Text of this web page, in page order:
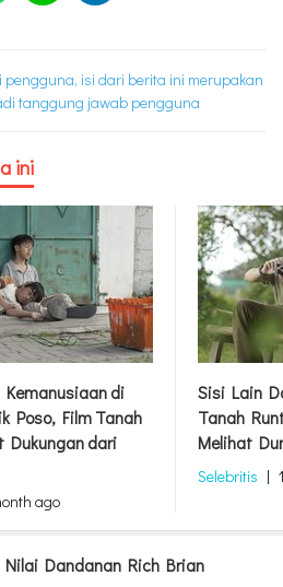
isi dari berita ini merupakan
tanggung jawab pengguna
ini
di
Poso, Film Tanah
Dukungan dari
ago
Sisi Lain
Tanah
Melihat
Selebritis |
Nilai Dandanan Rich Brian